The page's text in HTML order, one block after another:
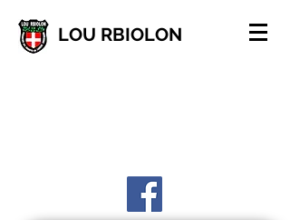
LOU RBIOLON